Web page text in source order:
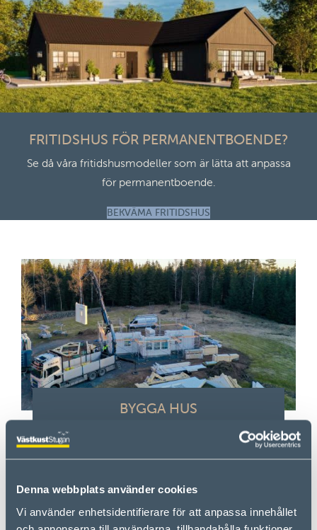
Denna webbplats använder cookies
Vi använder enhetsidentifierare för att anpassa innehållet
FRITIDSHUS FÖR PERMANENTBOENDE?
Se då våra fritidshusmodeller som är lätta att anpassa
för permanentboende.
BEKVÄMA FRITIDSHUS
BYGGA HUS
Våra hus är av högsta kvalitet och kan köpas